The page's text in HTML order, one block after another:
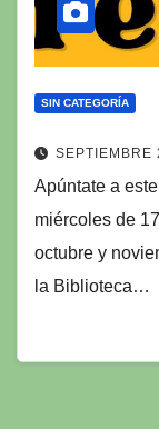
SIN CATEGORÍA
SEPTIEMBRE
Apúntate a
miércoles de
octubre y
la Biblioteca…